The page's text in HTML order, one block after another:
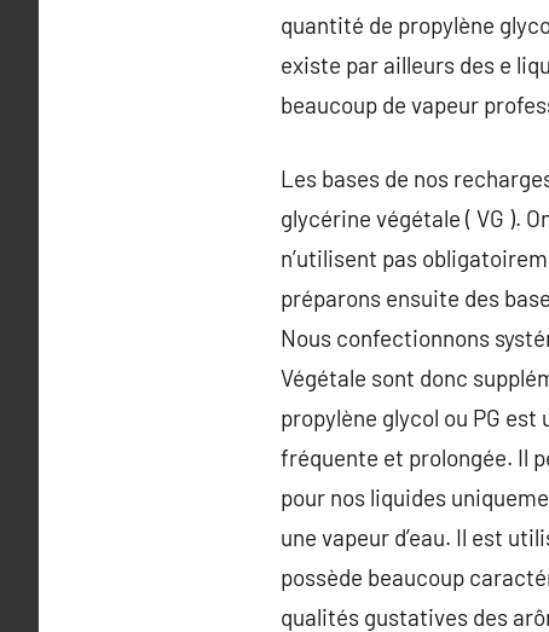
quantité de propylène
existe par ailleurs des e
beaucoup de vapeur
Les bases de nos
glycérine végétale ( VG ).
n’utilisent pas
préparons ensuite des
Nous confectionnons
Végétale sont donc
propylène glycol ou PG
fréquente et prolongée. Il
pour nos liquides
une vapeur d’eau. Il est
possède beaucoup
qualités gustatives des